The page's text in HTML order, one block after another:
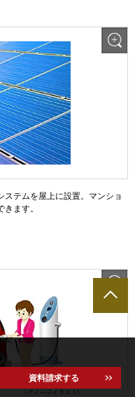
ステムを屋上に設置。マンショ
ます。
資料請求する